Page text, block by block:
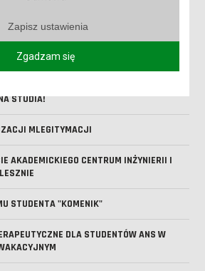
KANDYDATÓW NA STUDIA - DOWIEDZ
REKRUTACJĘ
ROCZNIK ABSOLWENTÓW ANS
STUDIA!
MLEGITYMACJI
AKADEMICKIEGO CENTRUM INŻYNIERII I
STUDENTA "KOMENIK"
DLA STUDENTÓW ANS W
Zapisz ustawienia
Zgadzam się